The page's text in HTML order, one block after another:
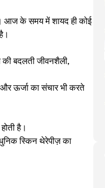
है। आज के समय में शायद ही कोई
बदलती जीवनशैली,
ऊर्जा का संचार भी करते
है।
स्किन थेरेपीज़ का